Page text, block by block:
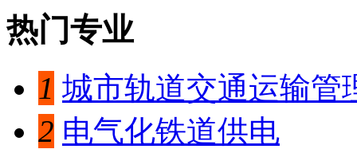
热门专业
1 城市轨道交通运输管
2 电气化铁道供电